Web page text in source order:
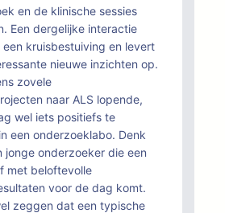
en de klinische sessies
Een dergelijke interactie
kruisbestuiving en levert
nieuwe inzichten op.
zovele
naar ALS lopende,
wel iets positiefs te
een onderzoeklabo. Denk
jonge onderzoeker die een
met beloftevolle
voor de dag komt.
zeggen dat een typische